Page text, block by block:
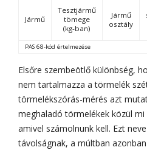
Jármű
Tesztjármű
tömege
(kg-ban)
Jármű
osztály
PAS 68-kód értelmezése
Elsőre szembeötlő különbség,
nem tartalmazza a törmelék
törmelékszórás-mérés azt
meghaladó törmelékek közül
amivel számolnunk kell. Ezt
távolságnak, a múltban